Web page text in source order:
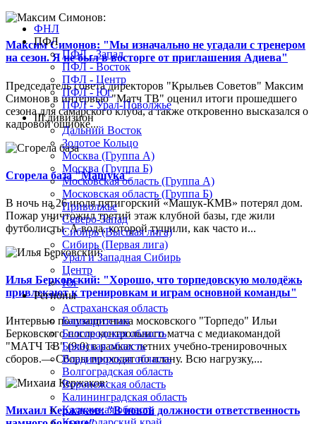
Максим Симонов: "Мы изначально не угадали с тренером
на сезон. Я не был в восторге от приглашения Адиева"
Председатель совета директоров "Крыльев Советов" Максим
Симонов в интервью "Матч ТВ" оценил итоги прошедшего
сезона для самарского клуба, а также откровенно высказался о
кадровой ошибке...
Сгорела база "Машука"
В ночь на 26 июля пятигорский «Машук-КМВ» потерял дом.
Пожар уничтожил третий этаж клубной базы, где жили
футболисты. А вода, которой тушили, как часто и...
Илья Берковский: "Хорошо, что торпедовскую молодёжь
привлекают к тренировкам и играм основной команды"
Интервью полузащитника московского "Торпедо" Ильи
Берковского после контрольного матча с медиакомандой
"МАТЧ ТВ" (9:0) в рамках летних учебно-тренировочных
сборов.— Сборы проходят по плану. Всю нагрузку,...
Михаил Кержаков: "В новой должности ответственность
ФНЛ
ПФЛ
ПФЛ - Запад
ПФЛ - Восток
ПФЛ - Центр
ПФЛ - Юг
ПФЛ - Урал-Поволжье
III дивизион
Дальний Восток
Золотое Кольцо
Москва (Группа А)
Москва (Группа Б)
Московская область (Группа А)
Московская область (Группа Б)
Приволжье
Северо-Запад
Сибирь (Высшая лига)
Сибирь (Первая лига)
Урал и Западная Сибирь
Центр
Юг
Регионы
Астраханская область
Башкортостан
Белгородская область
Брянская область
Владимирская область
Волгоградская область
Воронежская область
Калининградская область
Калужская область